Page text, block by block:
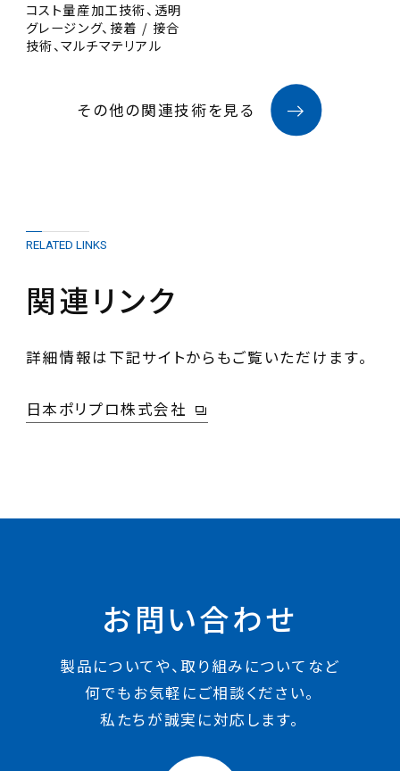
コスト量産加工技術、透明
グレージング、接着 / 接合
技術、マルチマテリアル
その他の関連技術を見る
RELATED LINKS
関連リンク
詳細情報は下記サイトからもご覧いただけます。
日本ポリプロ株式会社
お問い合わせ
製品についてや、取り組みについてなど
何でもお気軽にご相談ください。
私たちが誠実に対応します。